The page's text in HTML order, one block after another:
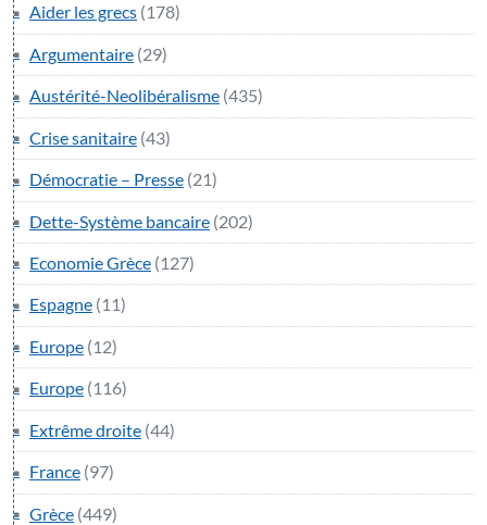
Aider les grecs (178)
Argumentaire (29)
Austérité-Neolibéralisme (435)
Crise sanitaire (43)
Démocratie – Presse (21)
Dette-Système bancaire (202)
Economie Grèce (127)
Espagne (11)
Europe (12)
Europe (116)
Extrême droite (44)
France (97)
Grèce (449)